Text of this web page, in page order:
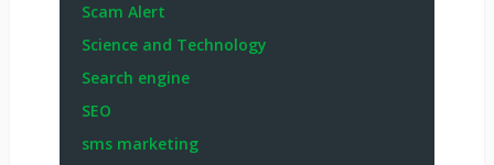
Scam Alert
Science and Technology
Search engine
SEO
sms marketing